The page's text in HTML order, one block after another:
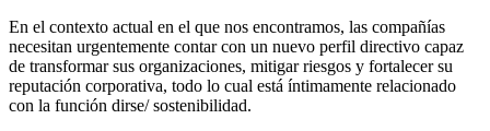
En el contexto actual en el que nos encontramos, las compañías
necesitan urgentemente contar con un nuevo perfil directivo capaz
de transformar sus organizaciones, mitigar riesgos y fortalecer su
reputación corporativa, todo lo cual está íntimamente relacionado
con la función dirse/ sostenibilidad.